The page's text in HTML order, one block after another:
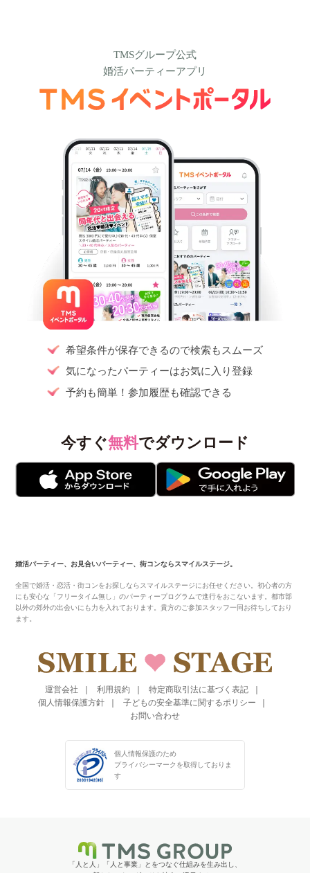
TMSグループ公式
婚活パーティーアプリ
希望条件が保存できるので検索もスムーズ
気になったパーティーはお気に入り登録
予約も簡単！参加履歴も確認できる
今すぐ無料でダウンロード
婚活パーティー、お見合いパーティー、街コンならスマイルステージ。
全国で婚活・恋活・街コンをお探しならスマイルステージにお任せください。初心者の方
にも安心な「フリータイム無し」のパーティープログラムで進行をおこないます。都市部
以外の郊外の出会いにも力を入れております。貴方のご参加スタッフ一同お待ちしており
ます。
運営会社 利用規約
特定商取引法に基づく表記
個人情報保護方針
子どもの安全基準に関するポリシー
お問い合わせ
個人情報保護のため
プライバシーマークを取得しておりま
す
「人と人」「人と事業」とをつなぐ仕組みを生み出し、